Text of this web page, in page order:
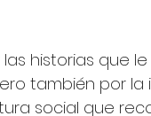
historias que
también por
social que